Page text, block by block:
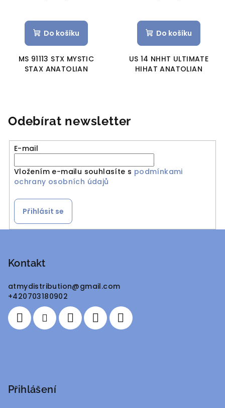
Do košíku
MS 91113 STX MYSTIC
STAX ANATOLIAN
Do košíku
US 14 NHHT ULTIMATE
HIHAT ANATOLIAN
Odebírat newsletter
E-mail
Vložením e-mailu souhlasíte s podmínkami
ochrany osobních údajů
Přihlásit se
Kontakt
atmydistribution@gmail.com
+420703180902
Přihlášení